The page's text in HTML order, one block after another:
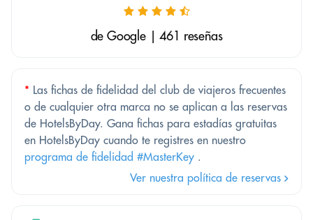
de Google | 461 reseñas
* Las fichas de fidelidad del club de viajeros frecuentes
o de cualquier otra marca no se aplican a las reservas
de HotelsByDay. Gana fichas para estadías gratuitas
en HotelsByDay cuando te registres en nuestro
programa de fidelidad #MasterKey .
Ver nuestra política de reservas